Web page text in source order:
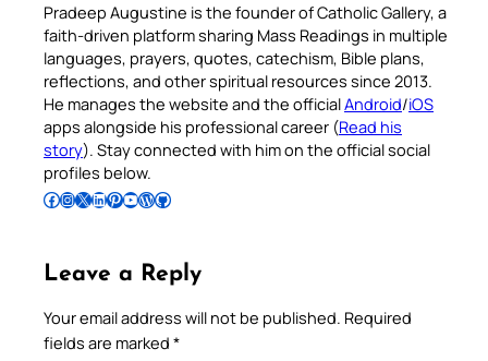
Pradeep Augustine is the founder of Catholic Gallery, a
faith-driven platform sharing Mass Readings in multiple
languages, prayers, quotes, catechism, Bible plans,
reflections, and other spiritual resources since 2013.
He manages the website and the officialAndroid/iOS
apps alongside his professional career (Read his
story). Stay connected with him on the official social
profiles below.
Follow Pradeep on Facebook Follow Pradeep on InstagramFollow Pradeep on X Follow Pradeep on LinkedIn Follow Pradeep on Pinterest Subscribe to Pradeep’s Youtube Channel Follow Pradeep on WordPress Follow Pradeep on GitHub
Leave a Reply
Your email address will not be published. Required
fields are marked *